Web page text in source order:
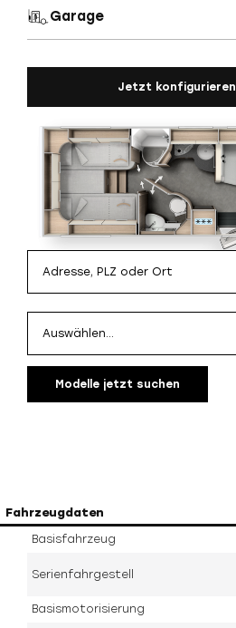
Garage
Jetzt konfigurieren
Modelle jetzt suchen
Fahrzeugdaten
Basisfahrzeug
Serienfahrgestell
Basismotorisierung